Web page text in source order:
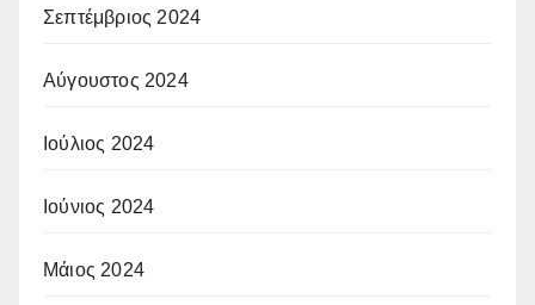
Σεπτέμβριος 2024
Αύγουστος 2024
Ιούλιος 2024
Ιούνιος 2024
Μάιος 2024